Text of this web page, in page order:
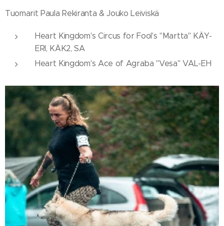
Tuomarit Paula Rekiranta & Jouko Leiviskä
Heart Kingdom's Circus for Fool's "Martta" KÄY-
ERI, KÄK2, SA
Heart Kingdom's Ace of Agraba "Vesa" VAL-EH